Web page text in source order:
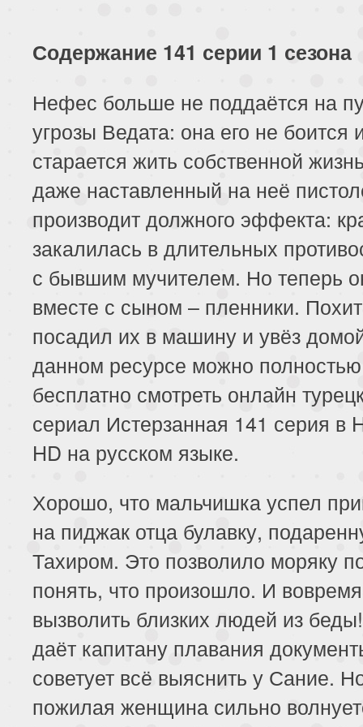
121 серия
122 серия 123 серия
125 серия
127 серия
129 серия
130 серия 131 серия
133 серия
134 серия 135 серия
137 серия
138 серия 139 серия
141 серия
142 серия 143 серия
145 серия
146 серия 147 серия
149 серия
150 серия 151 серия
153 серия
154 серия 155 серия
157 серия
158 серия 159 серия
161 серия
162 серия
165 серия
166 серия 167 серия
169 серия
170 серия 171 серия
173 серия
174 серия 175 серия
177 серия
178 серия 179 серия
181 серия
182 серия 183 серия
Содержание 141 серии 1 сезона
Нефес больше не поддаётся на
угрозы Ведата: она его не боится
старается жить собственной
даже наставленный на неё
производит должного эффекта:
закалилась в длительных
с бывшим мучителем. Но теперь
вместе с сыном – пленники.
посадил их в машину и увёз
данном ресурсе можно полностью
бесплатно смотреть онлайн
сериал Истерзанная 141 серия в
HD на русском языке.
Хорошо, что мальчишка успел
на пиджак отца булавку,
Тахиром. Это позволило моряку
понять, что произошло. И вовремя
вызволить близких людей из
даёт капитану плавания
советует всё выяснить у Сание.
пожилая женщина сильно